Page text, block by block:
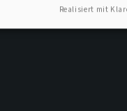
Realisiert mit